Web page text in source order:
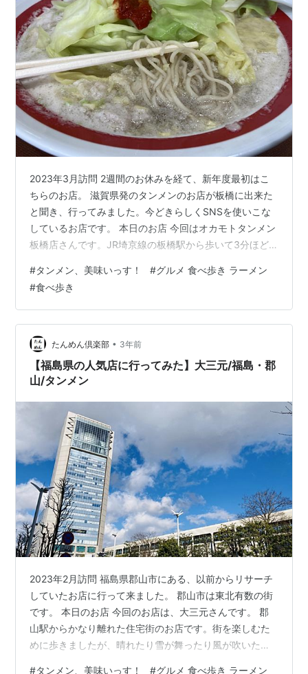
2023年3月訪問 2週間のお休みを経て、新年度最初はこ
ちらのお店。 滋賀県発のタンメンのお店が板橋に出来た
と聞き、行ってみました。今どきらしくSNSを使いこな
しているお店です。 本日のお店 今回はオカモトタンメン
板橋店さんです。JR埼京線の板橋駅から歩いて3分ほど
て7人ぐらいです。お昼時、店外に数組並んでいたので食
券を買ってから並んでみます。入店してみると、店内は
ほのかにニンニクの香りがします。 注文＆到着 ベーシッ
クなタンメンが549円ですが、今回はそこにキャベツが
追加されたと思われる野菜たっぷりタンメンにしまし
た。それでも690円なの…
#タンメン、美味いっす！ #グルメ 食べ歩き ラーメン
#食べ歩き
たんめん倶楽部 • 3年前
【福島県の人気店に行ってみた】大三元/福島・郡
山/タンメン
2023年2月訪問 福島県郡山市にある、以前からリサーチ
していたお店に行って来ました。 郡山市は東北有数の街
です。 本日のお店 今回のお店は、大三元さんです。 郡
山駅からかなり離れた住宅街のお店です。街を楽しむた
めに歩きましたが、晴れたり雪が舞ったり風が吹いたり
#タンメン、美味いっす！ #グルメ 食べ歩き ラーメン